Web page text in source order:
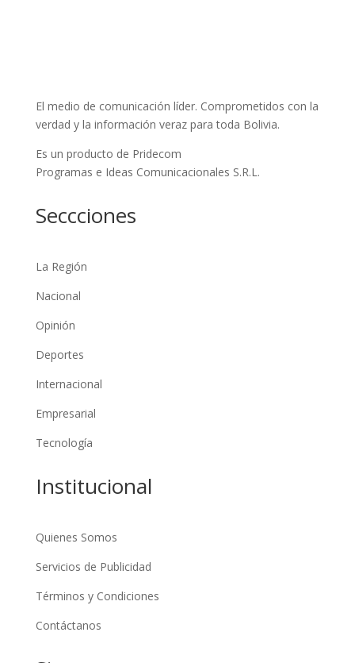
El medio de comunicación líder. Comprometidos con la
verdad y la información veraz para toda Bolivia.
Es un producto de Pridecom
Programas e Ideas Comunicacionales S.R.L.
Seccciones
La Región
Nacional
Opinión
Deportes
Internacional
Empresarial
Tecnología
Institucional
Quienes Somos
Servicios de Publicidad
Términos y Condiciones
Contáctanos